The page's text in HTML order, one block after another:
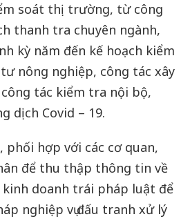
soát thị trường, từ công
thanh tra chuyên ngành,
kỳ năm đến kế hoạch kiểm
nông nghiệp, công tác xây
tác kiểm tra nội bộ,
dịch Covid – 19.
hợp với các cơ quan,
để thu thập thông tin về
doanh trái pháp luật để
nghiệp vụ đấu tranh xử lý